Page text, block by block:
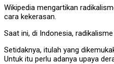
Wikipedia mengartikan
cara kekerasan.
Saat ini, di Indonesia,
Setidaknya, itulah yang
Untuk itu perlu adanya upaya